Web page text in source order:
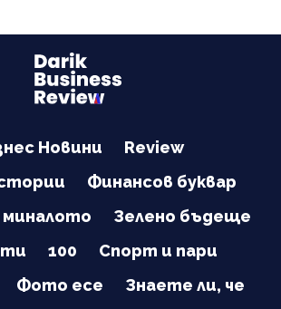
Новини
Review
Финансов буквар
Зелено бъдеще
100
Спорт и пари
Фото есе
Знаете ли, че